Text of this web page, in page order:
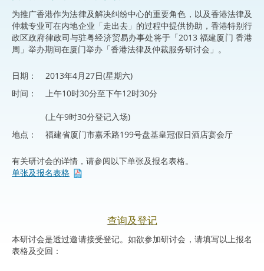
为推广香港作为法律及解决纠纷中心的重要角色，以及香港法律及
仲裁专业可在内地企业「走出去」的过程中提供协助，香港特别行
政区政府律政司与驻粤经济贸易办事处将于「2013 福建厦门 香港
周」举办期间在厦门举办「香港法律及仲裁服务研讨会」。
日期：
2013年4月27日(星期六)
时间：
上午10时30分至下午12时30分
(上午9时30分登记入场)
地点：
福建省厦门市嘉禾路199号盘基皇冠假日酒店宴会厅
有关研讨会的详情，请参阅以下单张及报名表格。
单张及报名表格
查询及登记
本研讨会是透过邀请接受登记。如欲参加研讨会，请填写以上报名
表格及交回：